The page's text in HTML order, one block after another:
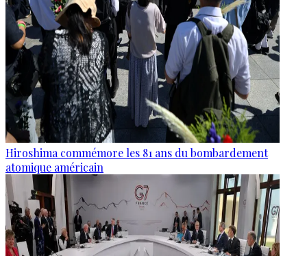
Hiroshima commémore les 81 ans du bombardement
atomique américain